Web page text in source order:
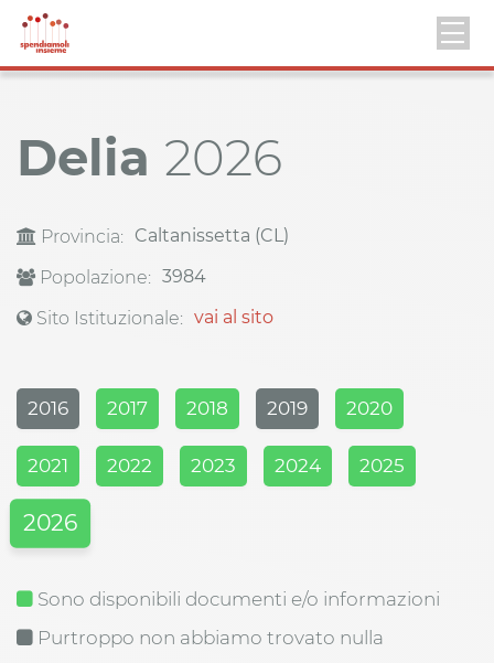
Delia 2026
Provincia:
Caltanissetta (CL)
Popolazione: 3984
Sito Istituzionale: vai al sito
2016 2017 2018 2019 2020
2021 2022 2023 2024 2025
2026
Sono disponibili documenti e/o informazioni
Purtroppo non abbiamo trovato nulla